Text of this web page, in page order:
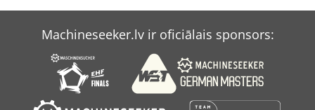
Zettelmeyer Zl 602
Zettelmeyer Zl 801
Zettelmeyer Zl 802
Machineseeker.lv ir oficiālais sponsors: